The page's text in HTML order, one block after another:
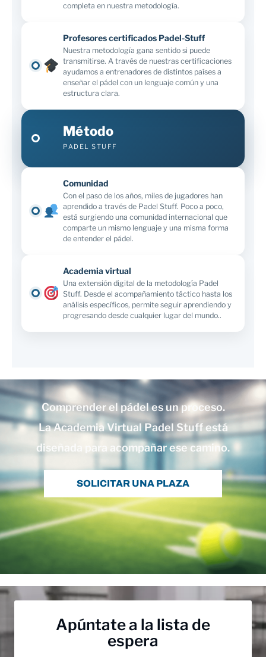
Método
PADEL STUFF
completa en nuestra metodología.
Profesores certificados Padel-Stuff
Nuestra metodología gana sentido si puede
transmitirse. A través de nuestras certificaciones
ayudamos a entrenadores de distintos países a
enseñar el pádel con un lenguaje común y una
estructura clara.
Comunidad
Con el paso de los años, miles de jugadores han
aprendido a través de Padel Stuff. Poco a poco,
está surgiendo una comunidad internacional que
comparte un mismo lenguaje y una misma forma
de entender el pádel.
Academia virtual
Una extensión digital de la metodología Padel
Stuff. Desde el acompañamiento táctico hasta los
análisis específicos, permite seguir aprendiendo y
progresando desde cualquier lugar del mundo..
Comprender el pádel es un proceso.
La Academia Virtual Padel Stuff está
diseñada para acompañar ese camino.
SOLICITAR UNA PLAZA
Apúntate a la lista de
espera